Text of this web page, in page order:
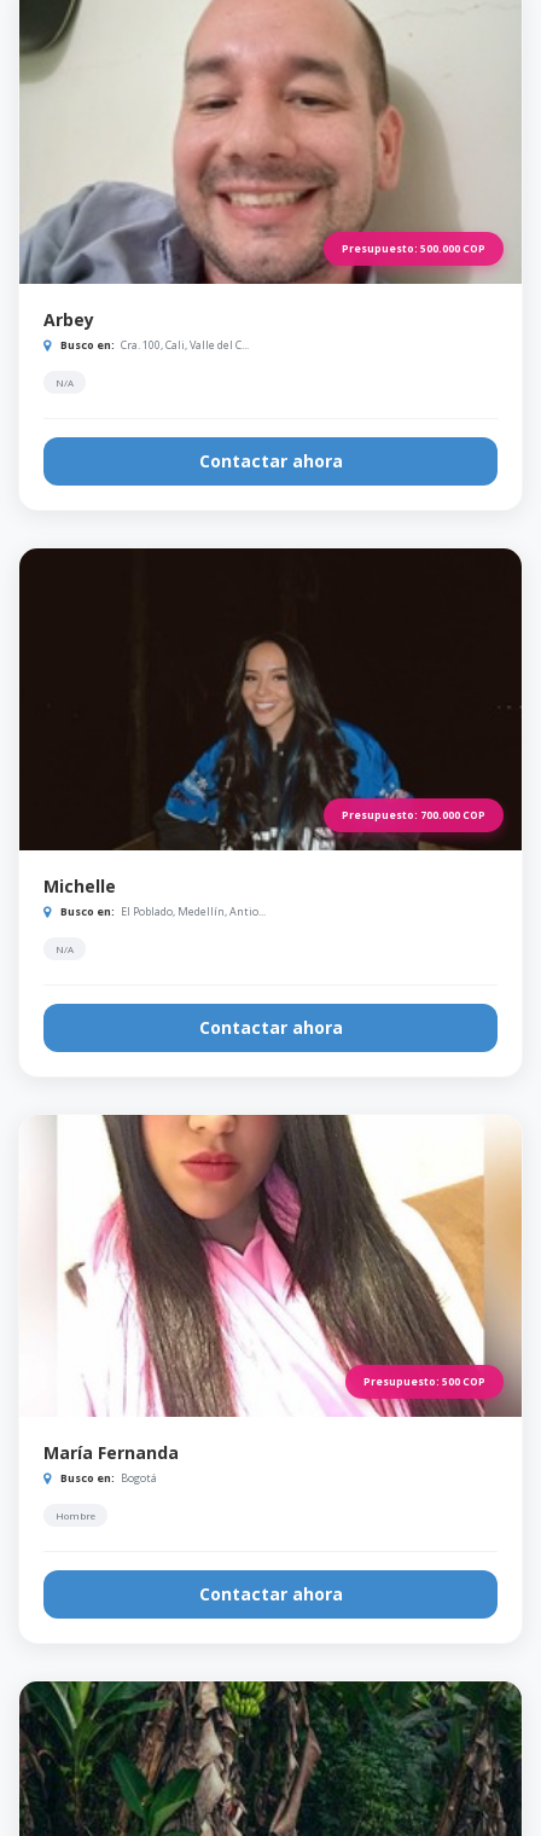
Presupuesto: 500.000COP
Arbey
Busco en: Cra. 100, Cali, Valle del C...
N/A
Contactar ahora
Presupuesto: 700.000COP
Michelle
Busco en: El Poblado, Medellín, Antio...
N/A
Contactar ahora
Presupuesto: 500COP
María Fernanda
Busco en: Bogotá
Hombre
Contactar ahora